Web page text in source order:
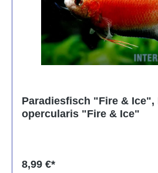
Paradiesfisch "Fire & Ice",
opercularis "Fire & Ice"
8,99 €*